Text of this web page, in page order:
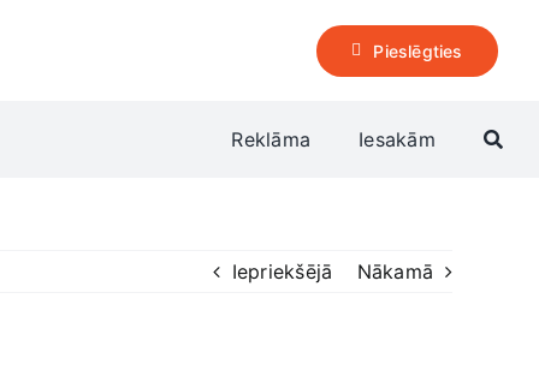
Pieslēgties
Reklāma Iesakām
Iepriekšējā Nākamā